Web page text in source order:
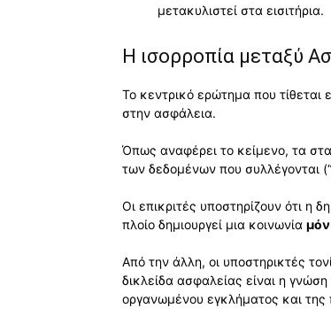
μετακυλιστεί στα εισιτήρια.
Η ισορροπία μεταξύ
Το κεντρικό ερώτημα που τίθεται
στην ασφάλεια.
Όπως αναφέρει το κείμενο, τα
των δεδομένων που συλλέγονται
Οι επικριτές υποστηρίζουν ότι η
πλοίο δημιουργεί μια κοινωνία
Από την άλλη, οι υποστηρικτές
δικλείδα ασφαλείας είναι η γνώση
οργανωμένου εγκλήματος και